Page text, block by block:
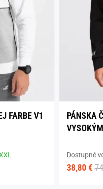
FARBE V1
PÁNSKA
Dostupné
38,80 €